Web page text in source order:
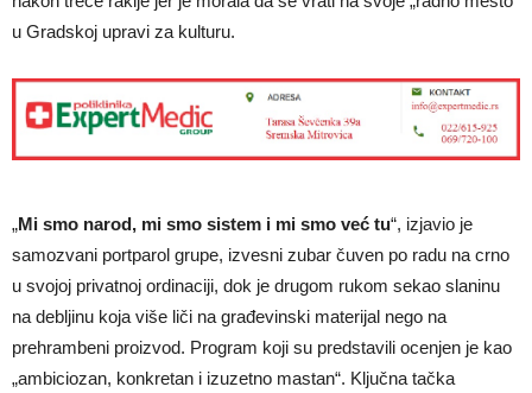
u Gradskoj upravi za kulturu.
„Mi smo narod, mi smo sistem i mi smo već tu“, izjavio je
samozvani portparol grupe, izvesni zubar čuven po radu na crno
u svojoj privatnoj ordinaciji, dok je drugom rukom sekao slaninu
na debljinu koja više liči na građevinski materijal nego na
prehrambeni proizvod. Program koji su predstavili ocenjen je kao
„ambiciozan, konkretan i izuzetno mastan“. Ključna tačka